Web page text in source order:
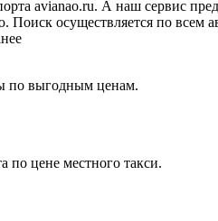
avianao.ru. А наш сервис
осуществляется по всем
по выгодным ценам.
по цене местного такси.